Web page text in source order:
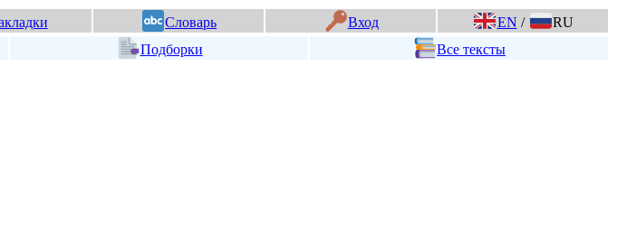
Словарь Вход EN /
RU
Подборки
Все тексты